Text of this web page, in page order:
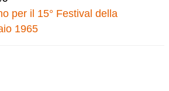
per il 15° Festival della
1965